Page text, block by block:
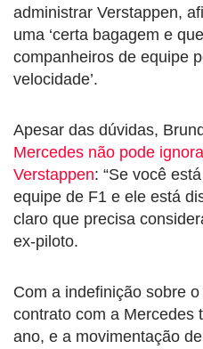
administrar Verstappen,
uma ‘certa bagagem e
companheiros de equipe
velocidade’.
Apesar das dúvidas,
Mercedes não pode
Verstappen: “Se você
equipe de F1 e ele está
claro que precisa
ex-piloto.
Com a indefinição sobre
contrato com a Mercedes
ano, e a movimentação